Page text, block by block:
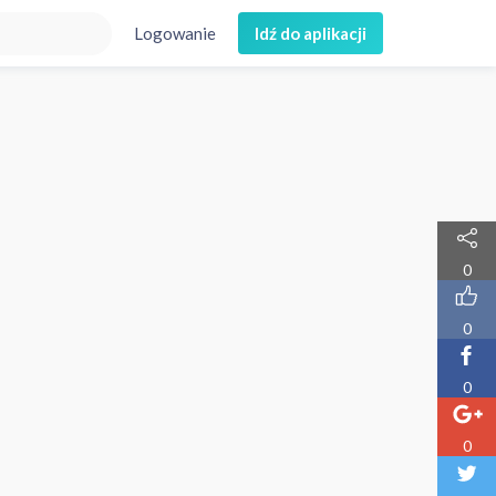
Logowanie Idź do aplikacji
0
0
0
0